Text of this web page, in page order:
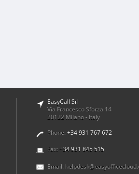
EasyCall Srl
Via Francesco Sforza 14
20122 Milano - Italy
Phone: +34 931 767 672
Fax: +34 931 845 515
Email: